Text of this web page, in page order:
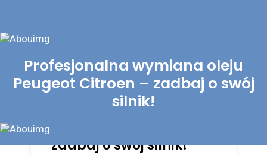
Profesjonalna wymiana oleju
Peugeot Citroen – zadbaj o swój
silnik!
Profesjonalna
zadbaj o swój silnik!